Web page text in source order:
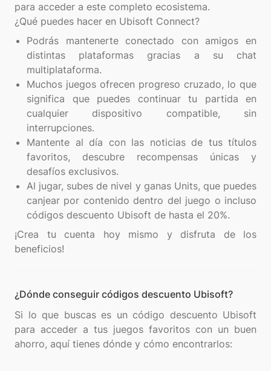
para acceder a este completo ecosistema.
Podrás mantenerte conectado con amigos en
distintas plataformas gracias a su chat
multiplataforma.
Muchos juegos ofrecen progreso cruzado, lo que
significa que puedes continuar tu partida en
cualquier dispositivo compatible, sin
interrupciones.
Mantente al día con las noticias de tus títulos
favoritos, descubre recompensas únicas y
desafíos exclusivos.
Al jugar, subes de nivel y ganas Units, que puedes
canjear por contenido dentro del juego o incluso
códigos descuento Ubisoft de hasta el 20%.
¡Crea tu cuenta hoy mismo y disfruta de los
¿Dónde conseguir códigos descuento Ubisoft?
Si lo que buscas es un código descuento Ubisoft
para acceder a tus juegos favoritos con un buen
ahorro, aquí tienes dónde y cómo encontrarlos: